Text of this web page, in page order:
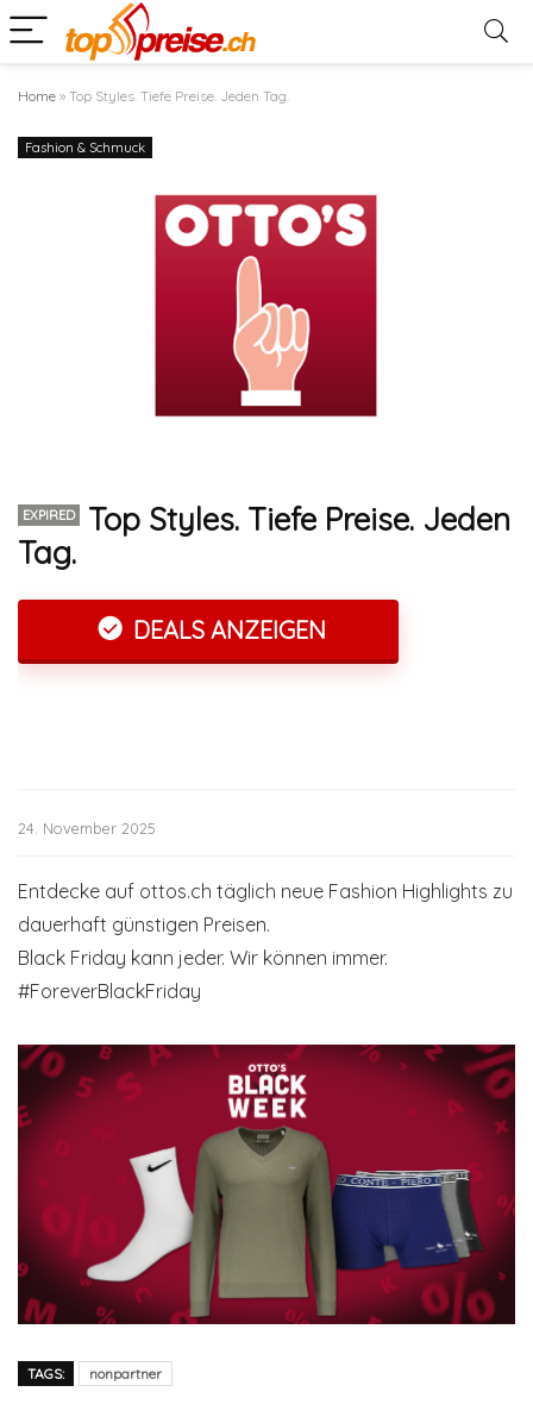
Home » Top Styles. Tiefe Preise. Jeden Tag.
Fashion & Schmuck
EXPIRED
Top Styles. Tiefe Preise. Jeden
Tag.
DEALS ANZEIGEN
24. November 2025
Entdecke auf ottos.ch täglich neue Fashion Highlights zu
dauerhaft günstigen Preisen.
Black Friday kann jeder. Wir können immer.
#ForeverBlackFriday
TAGS: nonpartner